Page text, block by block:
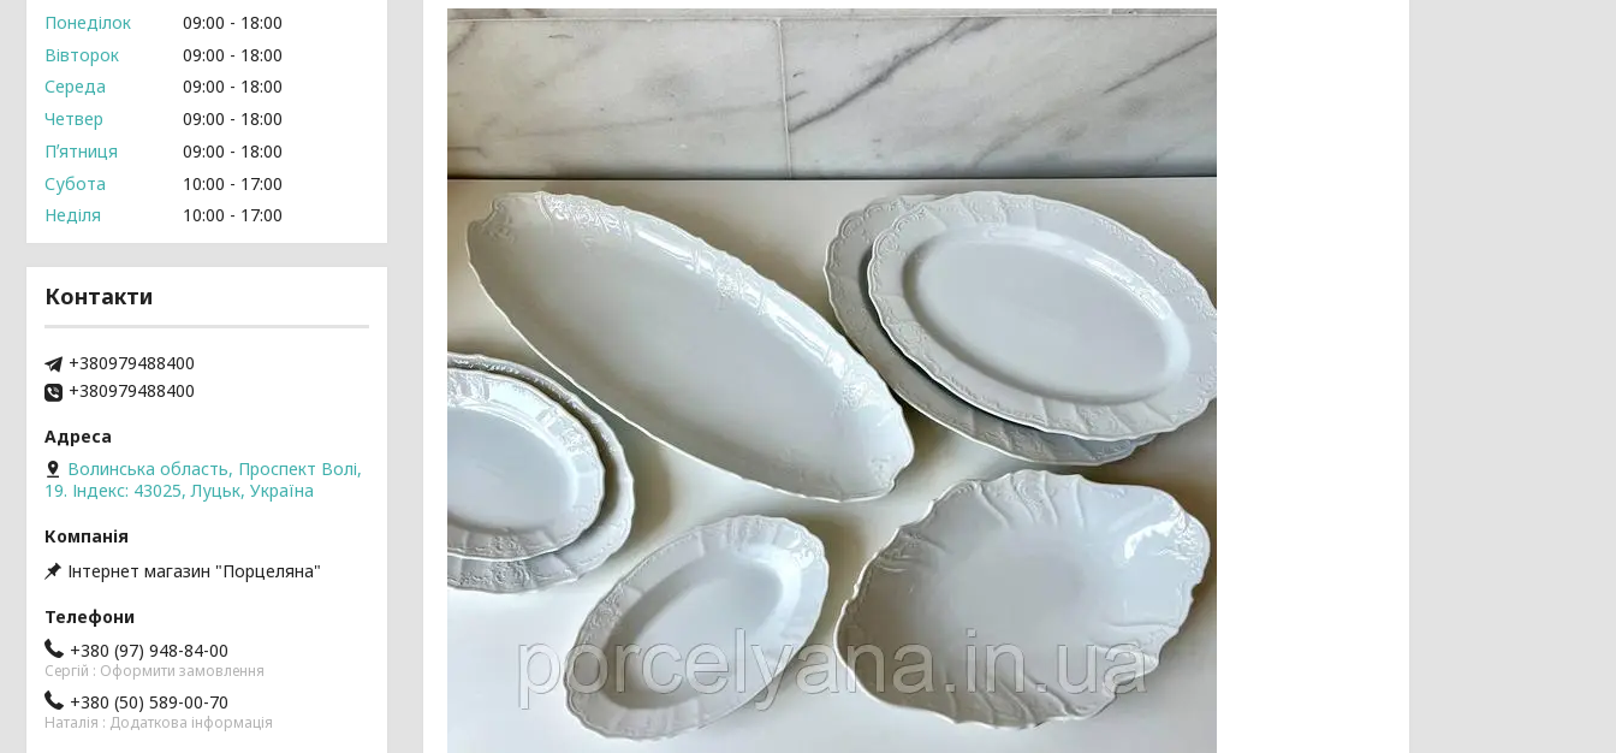
Понеділок 09:00
18:00
Вівторок
09:00
18:00
Середа
09:00
18:00
Четвер
09:00
18:00
Пʼятниця
09:00
18:00
Субота
10:00
17:00
Неділя
10:00 17:00
Контакти
+380979488400
+380979488400
Волинська область, Проспект Волі,
19. Індекс: 43025, Луцьк, Україна
Інтернет магазин "Порцеляна"
+380 (97) 948-84-00
Cергій : Оформити замовлення
+380 (50) 589-00-70
Наталія : Додаткова інформація